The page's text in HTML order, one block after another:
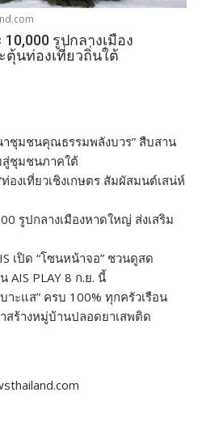
รูปกลางเมือง
ตุ้นท่องเที่ยวถิ่นใต้
ชุมชนคุณธรรมพลังบวร” สืบสาน
ชุมชนภาคใต้
งเที่ยวเชิงเกษตร สัมผัสมนต์เสน่ห์
รูปกลางเมืองหาดใหญ่ ส่งเสริม
เปิด “โซนหน้าจอ” ชวนดูสด
AIS PLAY 8 ก.ย. นี้
าะแส” ครบ 100% ทุกครัวเรือน
ร้างหมู่บ้านปลอดยาเสพติด